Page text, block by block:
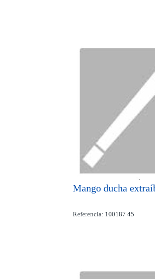
Mango ducha
Referencia: 100187 45